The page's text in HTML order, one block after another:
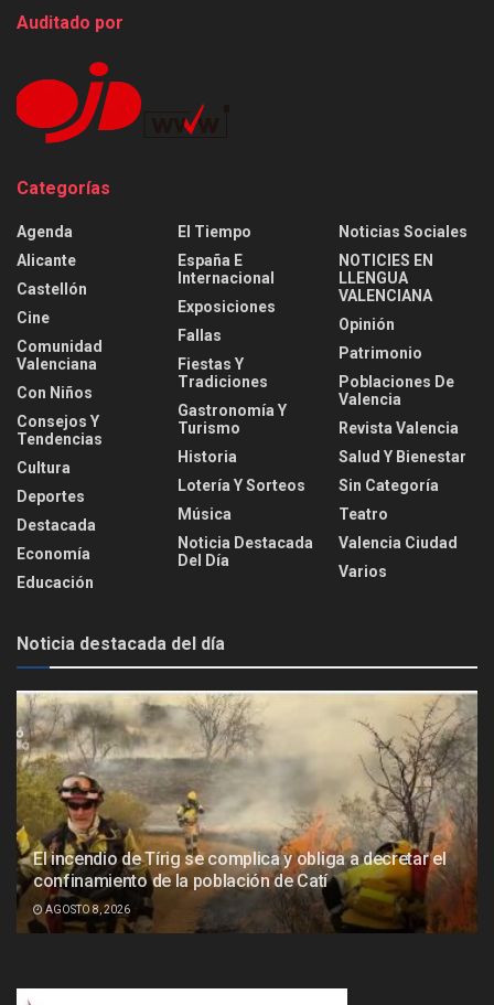
Auditado por
Categorías
Agenda
Alicante
Castellón
Cine
Comunidad
Valenciana
Con Niños
Consejos Y
Tendencias
Cultura
Deportes
Destacada
Economía
Educación
El Tiempo
España E
Internacional
Exposiciones
Fallas
Fiestas Y
Tradiciones
Gastronomía Y
Turismo
Historia
Lotería Y Sorteos
Música
Noticia Destacada
Del Día
Noticias Sociales
NOTICIES EN
LLENGUA
VALENCIANA
Opinión
Patrimonio
Poblaciones De
Valencia
Revista Valencia
Salud Y Bienestar
Sin Categoría
Teatro
Valencia Ciudad
Varios
Noticia destacada del día
El incendio de Tírig se complica y obliga a decretar el
confinamiento de la población de Catí
AGOSTO 8, 2026